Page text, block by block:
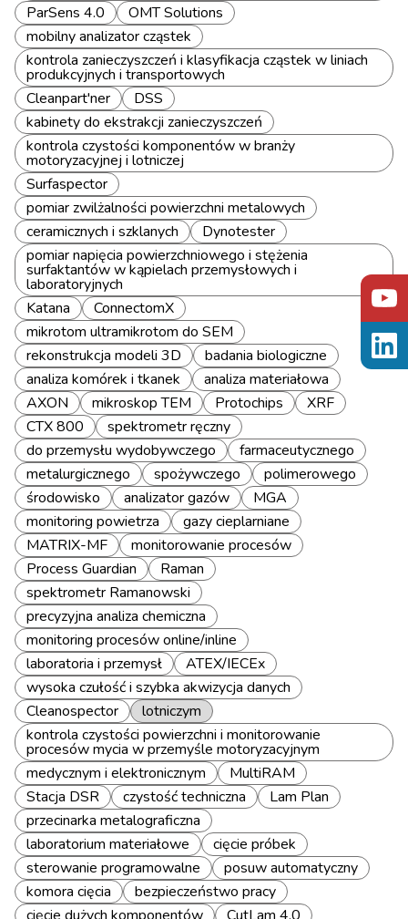
ParSens 4.0
OMT Solutions
mobilny analizator cząstek
kontrola zanieczyszczeń i klasyfikacja cząstek w liniach
produkcyjnych i transportowych
Cleanpart'ner
DSS
kabinety do ekstrakcji zanieczyszczeń
kontrola czystości komponentów w branży
motoryzacyjnej i lotniczej
Surfaspector
pomiar zwilżalności powierzchni metalowych
ceramicznych i szklanych
Dynotester
pomiar napięcia powierzchniowego i stężenia
surfaktantów w kąpielach przemysłowych i
laboratoryjnych
Katana
ConnectomX
mikrotom ultramikrotom do SEM
rekonstrukcja modeli 3D
badania biologiczne
analiza komórek i tkanek
analiza materiałowa
AXON
mikroskop TEM Protochips
XRF
CTX 800
spektrometr ręczny
do przemysłu wydobywczego
farmaceutycznego
metalurgicznego
spożywczego
polimerowego
środowisko
analizator gazów
MGA
monitoring powietrza
gazy cieplarniane
MATRIX-MF
monitorowanie procesów
Process Guardian
Raman
spektrometr Ramanowski
precyzyjna analiza chemiczna
monitoring procesów online/inline
laboratoria i przemysł
ATEX/IECEx
wysoka czułość i szybka akwizycja danych
Cleanospector
lotniczym
kontrola czystości powierzchni i monitorowanie
procesów mycia w przemyśle motoryzacyjnym
medycznym i elektronicznym
MultiRAM
Stacja DSR
czystość techniczna
Lam Plan
przecinarka metalograficzna
laboratorium materiałowe
cięcie próbek
sterowanie programowalne
posuw automatyczny
komora cięcia
bezpieczeństwo pracy